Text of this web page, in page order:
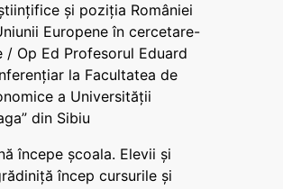
și poziția României
Europene în cercetare-
/ Op Ed Profesorul Eduard
la Facultatea de
a Universității
din Sibiu
începe școala. Elevii și
încep cursurile și